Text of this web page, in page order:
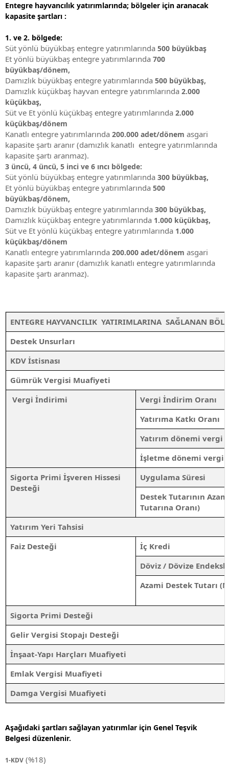
Entegre hayvancılık yatırımlarında; bölgeler için aranacak
kapasite şartları :
1. ve 2. bölgede:
Süt yönlü büyükbaş entegre yatırımlarında 500 büyükbaş
Et yönlü büyükbaş entegre yatırımlarında 700
büyükbaş/dönem,
Damızlık büyükbaş entegre yatırımlarında 500 büyükbaş,
Damızlık küçükbaş hayvan entegre yatırımlarında 2.000
küçükbaş,
Süt ve Et yönlü küçükbaş entegre yatırımlarında 2.000
küçükbaş/dönem
Kanatlı entegre yatırımlarında 200.000 adet/dönem asgari
kapasite şartı aranır (damızlık kanatlı entegre yatırımlarında
kapasite şartı aranmaz).
3 üncü, 4 üncü, 5 inci ve 6 ıncı bölgede:
Süt yönlü büyükbaş entegre yatırımlarında 300 büyükbaş,
Et yönlü büyükbaş entegre yatırımlarında 500
büyükbaş/dönem,
Damızlık büyükbaş entegre yatırımlarında 300 büyükbaş,
Damızlık küçükbaş entegre yatırımlarında 1.000 küçükbaş,
Süt ve Et yönlü küçükbaş entegre yatırımlarında 1.000
küçükbaş/dönem
Kanatlı entegre yatırımlarında 200.000 adet/dönem asgari
kapasite şartı aranır (damızlık kanatlı entegre yatırımlarında
kapasite şartı aranmaz).
ENTEGRE HAYVANCILIK YATIRIMLARINA SAĞLANAN
Destek Unsurları
KDV İstisnası
Gümrük Vergisi Muafiyeti
Vergi İndirimi
Vergi İndirim Oranı
Yatırıma Katkı Oranı
Yatırım dönemi vergi
İşletme dönemi vergi
Sigorta Primi İşveren Hissesi
Desteği
Uygulama Süresi
Destek Tutarının
Tutarına Oranı)
Yatırım Yeri Tahsisi
Faiz Desteği
İç Kredi
Döviz / Dövize
Azami Destek Tutarı
Sigorta Primi Desteği
Gelir Vergisi Stopajı Desteği
İnşaat-Yapı Harçları Muafiyeti
Emlak Vergisi Muafiyeti
Damga Vergisi Muafiyeti
Aşağıdaki şartları sağlayan yatırımlar için Genel Teşvik
Belgesi düzenlenir.
1-KDV (%18)